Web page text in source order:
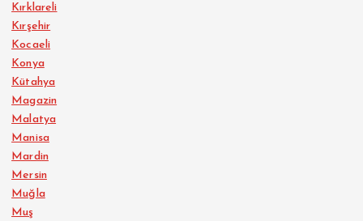
Kırklareli
Kırşehir
Kocaeli
Konya
Kütahya
Magazin
Malatya
Manisa
Mardin
Mersin
Muğla
Muş